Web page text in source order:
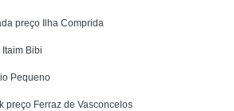
preço Ilha Comprida
Bibi
Pequeno
preço Ferraz de Vasconcelos